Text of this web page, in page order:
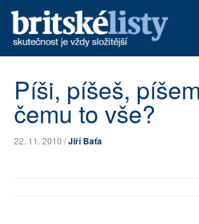
ARCHIV
TÉMATA
Píši, píšeš,
čemu to vše?
22. 11. 2010 /Jiří Baťa